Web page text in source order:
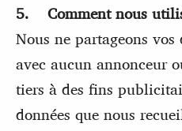
5. Comment nous
Nous ne partageons
avec aucun annonceur
tiers à des fins
données que nous